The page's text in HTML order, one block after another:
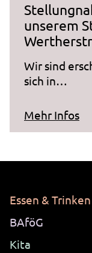
unserem
Wir sind
sich in…
Mehr Infos
Essen & Trinken
BAföG
Kita
Cookie
6 Monate